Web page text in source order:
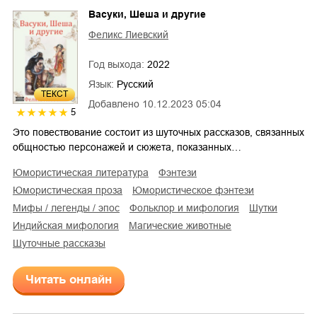
ТЕКСТ
5
Добавлено 10.12.2023 05:04
Васуки, Шеша и другие
Феликс Лиевский
Год выхода: 2022
Язык: Русский
Это повествование состоит из шуточных рассказов, связанных
общностью персонажей и сюжета, показанных…
юмористическая литература
фэнтези
юмористическая проза
юмористическое фэнтези
мифы / легенды / эпос
фольклор и мифология
шутки
индийская мифология
магические животные
шуточные рассказы
Читать онлайн